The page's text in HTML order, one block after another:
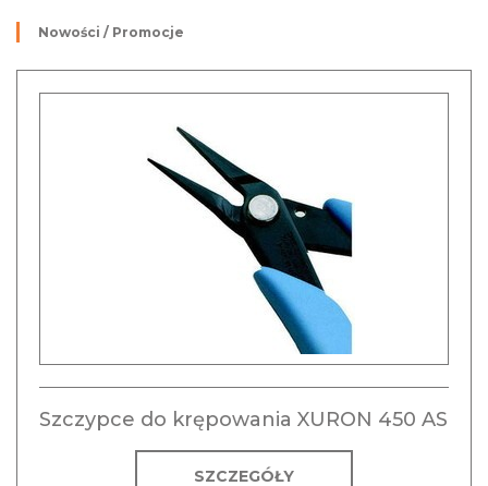
Nowości / Promocje
Szczypce do krępowania XURON 450 AS
SZCZEGÓŁY